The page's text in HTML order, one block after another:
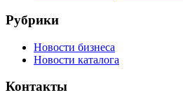
Рубрики
Новости бизнеса
Новости каталога
Контакты